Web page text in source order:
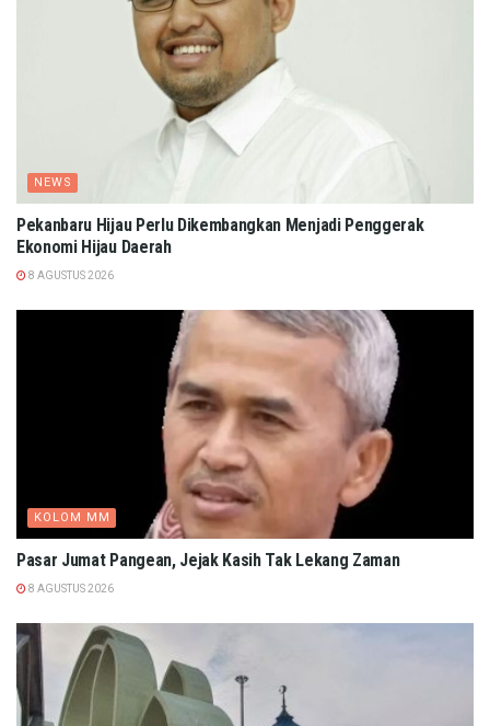
NEWS
Pekanbaru Hijau Perlu Dikembangkan Menjadi Penggerak
Ekonomi Hijau Daerah
8 AGUSTUS 2026
KOLOM MM
Pasar Jumat Pangean, Jejak Kasih Tak Lekang Zaman
8 AGUSTUS 2026